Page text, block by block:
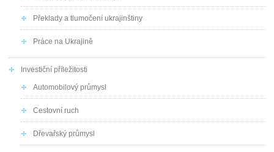
Překlady a tlumočení ukrajinštiny
Práce na Ukrajině
Investiční příležitosti
Automobilový průmysl
Cestovní ruch
Dřevařský průmysl